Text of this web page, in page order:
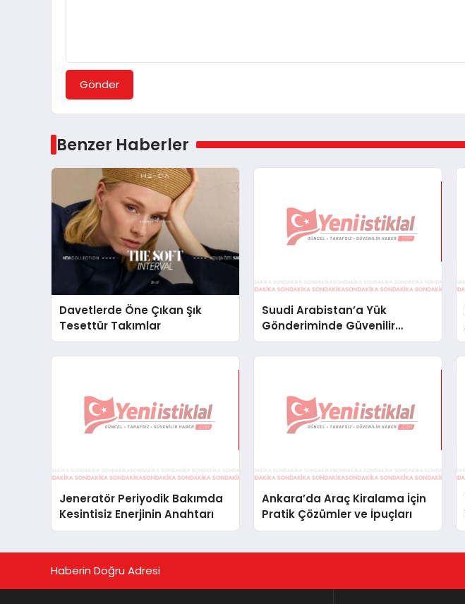
Gönder
Benzer Haberler
Davetlerde Öne Çıkan Şık
Tesettür Takımlar
Suudi Arabistan’a Yük
Gönderiminde Güvenilir
Lojistik ve Nakliye Çözümleri
Jeneratör Periyodik Bakımda
Kesintisiz Enerjinin Anahtarı
Ankara’da Araç Kiralama İçin
Pratik Çözümler ve İpuçları
Haberin Doğru Adresi